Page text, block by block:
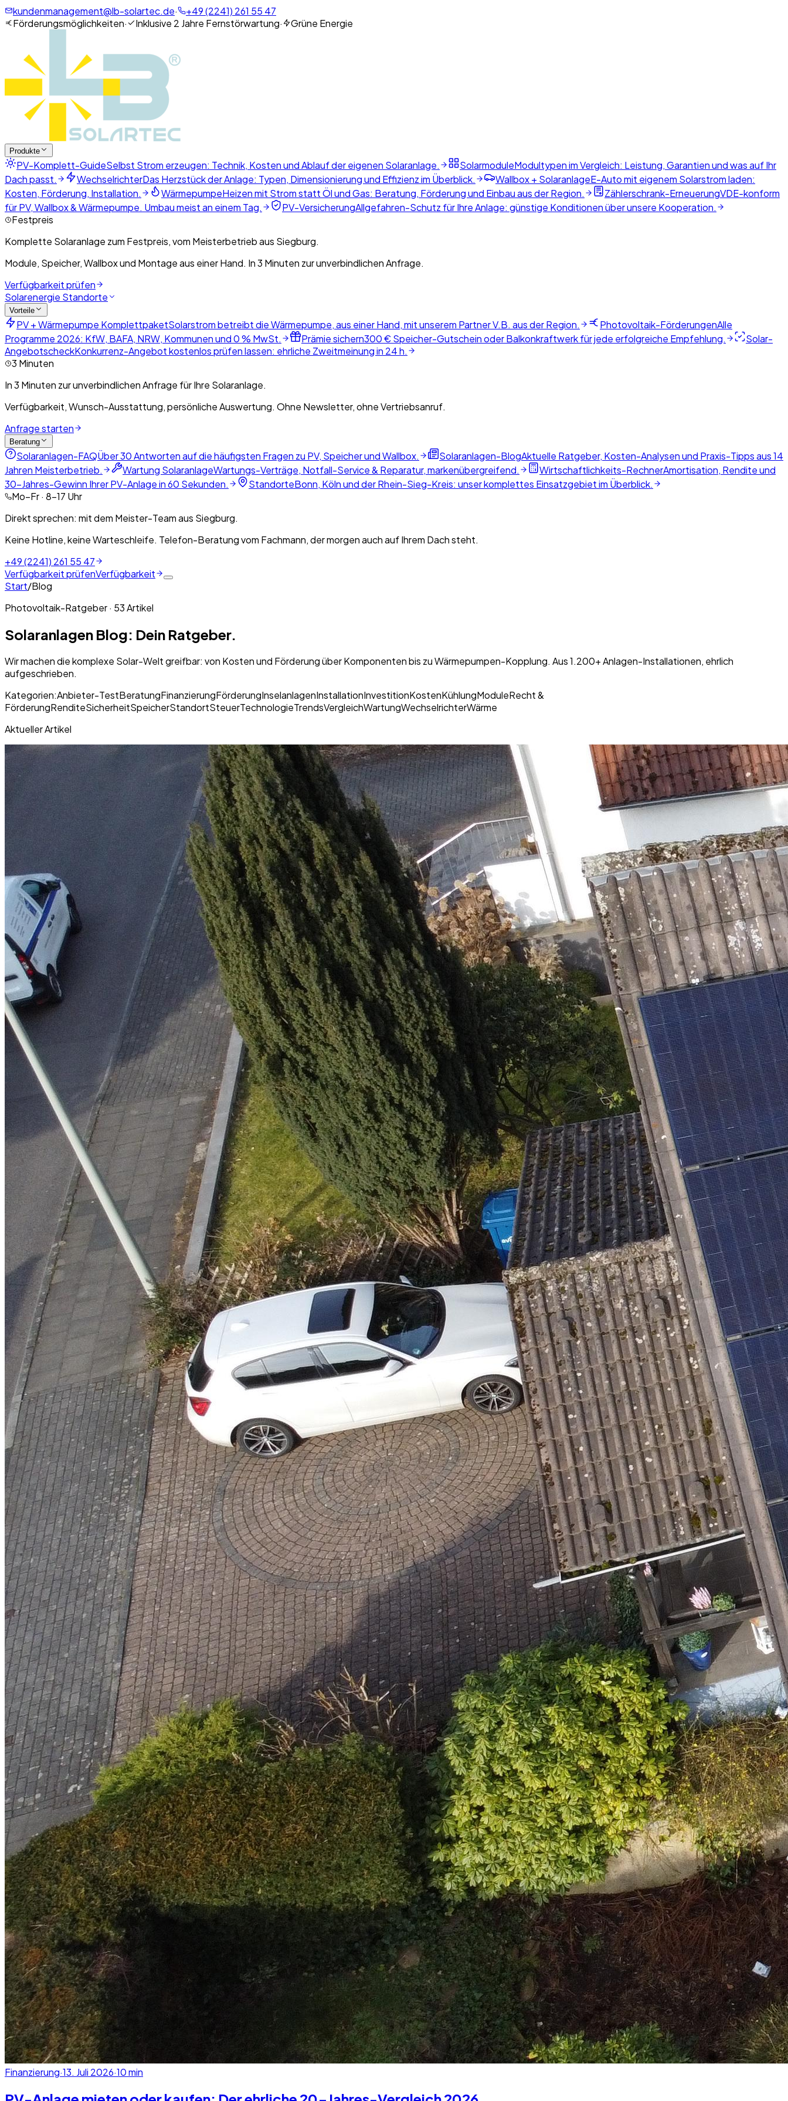
kundenmanagement@lb-solartec.de·
+49 (2241) 261 55 47
Förderungsmöglichkeiten· Inklusive 2 Jahre Fernstörwartung· Grüne Energie
Produkte
PV-Komplett-GuideSelbst Strom erzeugen: Technik, Kosten und Ablauf der eigenen Solaranlage. SolarmoduleModultypen im Vergleich: Leistung, Garantien und was auf Ihr
Dach passt.
WechselrichterDas Herzstück der Anlage: Typen, Dimensionierung und Effizienz im Überblick. Wallbox + SolaranlageE-Auto mit eigenem Solarstrom laden:
Kosten, Förderung, Installation.
WärmepumpeHeizen mit Strom statt Öl und Gas: Beratung, Förderung und Einbau aus der Region. Zählerschrank-ErneuerungVDE-konform
für PV, Wallbox & Wärmepumpe. Umbau meist an einem Tag.
PV-VersicherungAllgefahren-Schutz für Ihre Anlage: günstige Konditionen über unsere Kooperation.
Festpreis
Komplette Solaranlage zum Festpreis, vom Meisterbetrieb aus Siegburg.
Module, Speicher, Wallbox und Montage aus einer Hand. In 3 Minuten zur unverbindlichen Anfrage.
Verfügbarkeit prüfen
Solarenergie Standorte
Vorteile
PV + Wärmepumpe KomplettpaketSolarstrom betreibt die Wärmepumpe, aus einer Hand, mit unserem Partner V.B. aus der Region. Photovoltaik-FörderungenAlle
Programme 2026: KfW, BAFA, NRW, Kommunen und 0 % MwSt.
Prämie sichern300 € Speicher-Gutschein oder Balkonkraftwerk für jede erfolgreiche Empfehlung.
Solar-
AngebotscheckKonkurrenz-Angebot kostenlos prüfen lassen: ehrliche Zweitmeinung in 24 h.
3 Minuten
In 3 Minuten zur unverbindlichen Anfrage für Ihre Solaranlage.
Verfügbarkeit, Wunsch-Ausstattung, persönliche Auswertung. Ohne Newsletter, ohne Vertriebsanruf.
Anfrage starten
Beratung
Solaranlagen-FAQÜber 30 Antworten auf die häufigsten Fragen zu PV, Speicher und Wallbox. Solaranlagen-BlogAktuelle Ratgeber, Kosten-Analysen und Praxis-Tipps aus 14
Jahren Meisterbetrieb.
Wartung SolaranlageWartungs-Verträge, Notfall-Service & Reparatur, markenübergreifend. Wirtschaftlichkeits-RechnerAmortisation, Rendite und
30-Jahres-Gewinn Ihrer PV-Anlage in 60 Sekunden.
StandorteBonn, Köln und der Rhein-Sieg-Kreis: unser komplettes Einsatzgebiet im Überblick.
Mo–Fr · 8–17 Uhr
Direkt sprechen: mit dem Meister-Team aus Siegburg.
Keine Hotline, keine Warteschleife. Telefon-Beratung vom Fachmann, der morgen auch auf Ihrem Dach steht.
+49 (2241) 261 55 47
Verfügbarkeit prüfenVerfügbarkeit
Start/Blog
Photovoltaik-Ratgeber · 53Artikel
Solaranlagen Blog: Dein Ratgeber.
Wir machen die komplexe Solar-Welt greifbar: von Kosten und Förderung über Komponenten bis zu Wärmepumpen-Kopplung. Aus 1.200+ Anlagen-Installationen, ehrlich
aufgeschrieben.
Kategorien:Anbieter-TestBeratungFinanzierungFörderungInselanlagenInstallationInvestitionKostenKühlungModuleRecht &
FörderungRenditeSicherheitSpeicherStandortSteuerTechnologieTrendsVergleichWartungWechselrichterWärme
Aktueller Artikel
Finanzierung·13. Juli 2026·10min